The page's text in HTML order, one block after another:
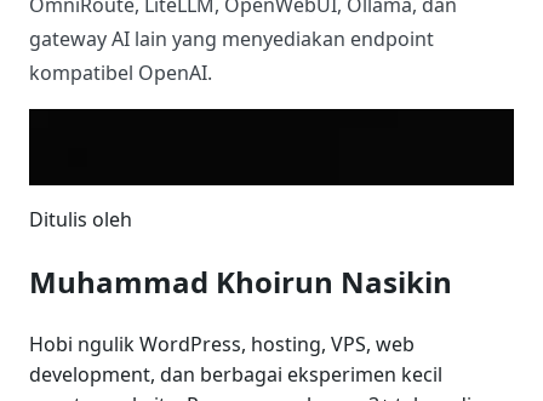
gateway AI lain yang menyediakan endpoint
kompatibel OpenAI.
Ditulis oleh
Muhammad Khoirun Nasikin
Hobi ngulik WordPress, hosting, VPS, web
development, dan berbagai eksperimen kecil